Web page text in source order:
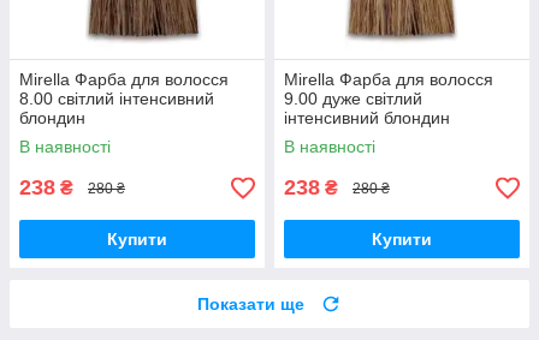
Mirella Фарба для волосся
8.00 світлий інтенсивний
блондин
В наявності
238 ₴ 280 ₴
Купити
Mirella Фарба для волосся
9.00 дуже світлий
інтенсивний блондин
В наявності
238 ₴ 280 ₴
Купити
Показати ще